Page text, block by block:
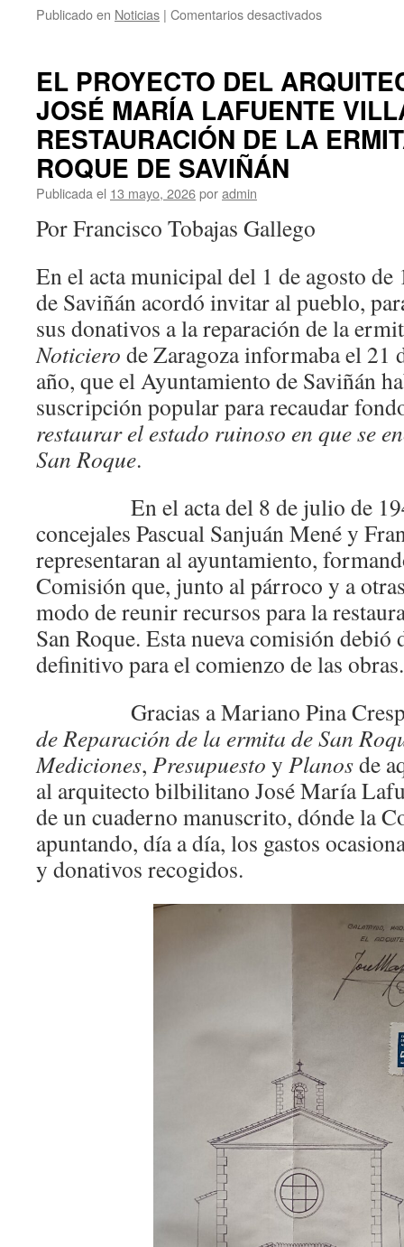
Publicado en Noticias | Comentarios desactivadosen
CÁÑAMO
Y
SOGUEROS
DE
EL PROYECTO DEL
JOSÉ MARÍA LAFUENTE
RESTAURACIÓN DE LA
ROQUE DE SAVIÑÁN
Publicada el 13 mayo, 2026poradmin
Por Francisco Tobajas Gallego
En el acta municipal del 1 de agosto
de Saviñán acordó invitar al pueblo,
sus donativos a la reparación de la
Noticiero de Zaragoza informaba el 21
año, que el Ayuntamiento de Saviñán
suscripción popular para recaudar
restaurar el estado ruinoso en que se
San Roque.
En el acta del 8 de julio de 1940
concejales Pascual Sanjuán Mené y
representaran al ayuntamiento,
Comisión que, junto al párroco y a
modo de reunir recursos para la
San Roque. Esta nueva comisión debió
definitivo para el comienzo de las obras.
Gracias a Mariano Pina
de Reparación de la ermita de San
Mediciones, Presupuesto y Planosde
al arquitecto bilbilitano José María
de un cuaderno manuscrito, dónde la
apuntando, día a día, los gastos
y donativos recogidos.